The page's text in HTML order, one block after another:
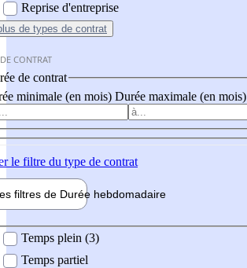
Reprise d'entreprise
de types de contrat
CONTRAT
de contrat
minimale (en mois) Durée maximale (en mois)
le filtre du type de contrat
filtres de Durée hebdomadaire
Temps plein (3)
Temps partiel